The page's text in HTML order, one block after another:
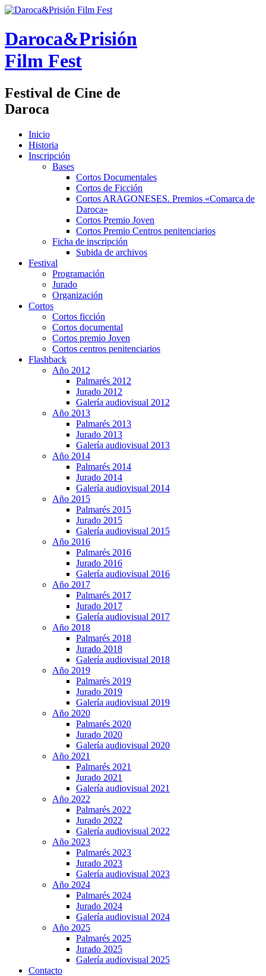
Daroca&Prisión
Film Fest
Festival de Cine de
Daroca
Inicio
Historia
Inscripción
Bases
Cortos Documentales
Cortos de Ficción
Cortos ARAGONESES. Premios «Comarca de
Daroca»
Cortos Premio Joven
Cortos Premio Centros penitenciarios
Ficha de inscripción
Subida de archivos
Festival
Programación
Jurado
Organización
Cortos
Cortos ficción
Cortos documental
Cortos premio Joven
Cortos centros penitenciarios
Flashback
Año 2012
Palmarés 2012
Jurado 2012
Galería audiovisual 2012
Año 2013
Palmarés 2013
Jurado 2013
Galería audiovisual 2013
Año 2014
Palmarés 2014
Jurado 2014
Galería audiovisual 2014
Año 2015
Palmarés 2015
Jurado 2015
Galería audiovisual 2015
Año 2016
Palmarés 2016
Jurado 2016
Galería audiovisual 2016
Año 2017
Palmarés 2017
Jurado 2017
Galería audiovisual 2017
Año 2018
Palmarés 2018
Jurado 2018
Galería audiovisual 2018
Año 2019
Palmarés 2019
Jurado 2019
Galería audiovisual 2019
Año 2020
Palmarés 2020
Jurado 2020
Galería audiovisual 2020
Año 2021
Palmarés 2021
Jurado 2021
Galería audiovisual 2021
Año 2022
Palmarés 2022
Jurado 2022
Galería audiovisual 2022
Año 2023
Palmarés 2023
Jurado 2023
Galería audiovisual 2023
Año 2024
Palmarés 2024
Jurado 2024
Galería audiovisual 2024
Año 2025
Palmarés 2025
Jurado 2025
Galería audiovisual 2025
Contacto